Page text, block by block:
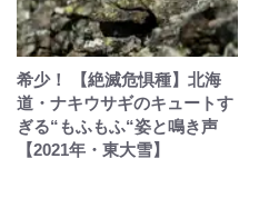
希少！ 【絶滅危惧種】北海
道・ナキウサギのキュートす
ぎる“もふもふ“姿と鳴き声
【2021年・東大雪】